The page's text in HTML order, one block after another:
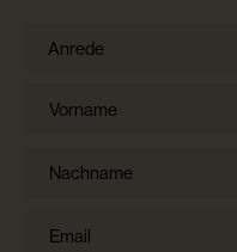
Anrede